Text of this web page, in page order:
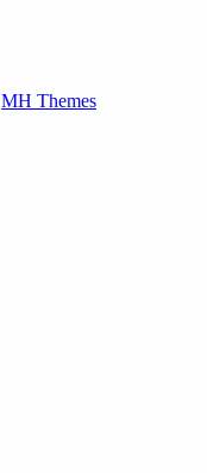
MH Themes